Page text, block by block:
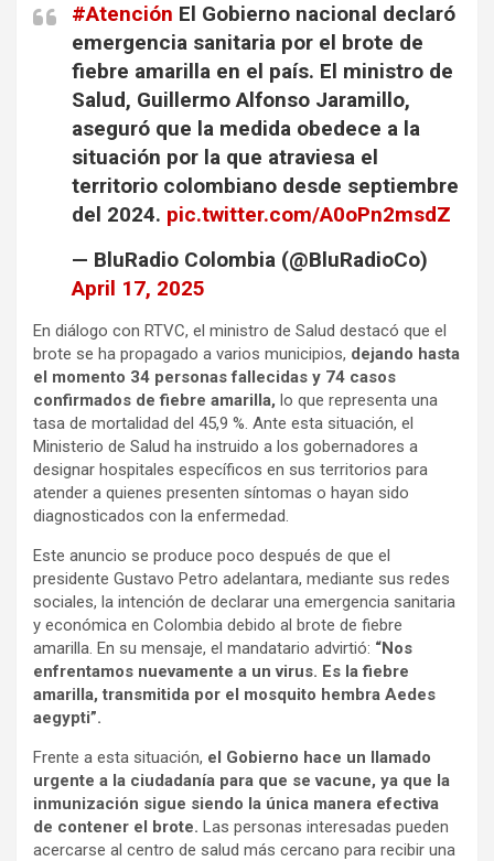
#Atención El Gobierno nacional declaró
emergencia sanitaria por el brote de
fiebre amarilla en el país. El ministro de
Salud, Guillermo Alfonso Jaramillo,
aseguró que la medida obedece a la
situación por la que atraviesa el
territorio colombiano desde septiembre
del 2024. pic.twitter.com/A0oPn2msdZ
— BluRadio Colombia (@BluRadioCo)
April 17, 2025
En diálogo con RTVC, el ministro de Salud destacó que el
brote se ha propagado a varios municipios, dejando hasta
el momento 34 personas fallecidas y 74 casos
confirmados de fiebre amarilla, lo que representa una
tasa de mortalidad del 45,9 %. Ante esta situación, el
Ministerio de Salud ha instruido a los gobernadores a
designar hospitales específicos en sus territorios para
atender a quienes presenten síntomas o hayan sido
diagnosticados con la enfermedad.
Este anuncio se produce poco después de que el
presidente Gustavo Petro adelantara, mediante sus redes
sociales, la intención de declarar una emergencia sanitaria
y económica en Colombia debido al brote de fiebre
amarilla. En su mensaje, el mandatario advirtió: “Nos
enfrentamos nuevamente a un virus. Es la fiebre
amarilla, transmitida por el mosquito hembra Aedes
aegypti”.
Frente a esta situación, el Gobierno hace un llamado
urgente a la ciudadanía para que se vacune, ya que la
inmunización sigue siendo la única manera efectiva
de contener el brote. Las personas interesadas pueden
acercarse al centro de salud más cercano para recibir una